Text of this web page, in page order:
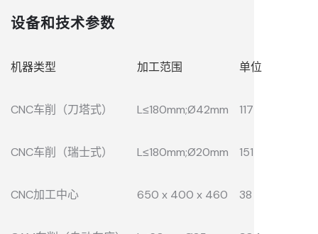
设备和技术参数
机器类型 加工范围 单位
CNC车削（刀塔式） L≤180mm;Ø42mm 117
CNC车削（瑞士式） L≤180mm;Ø20mm 151
CNC加工中心 650 x 400 x 460 38